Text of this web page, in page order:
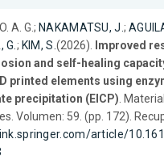
A. G.; NAKAMATSU, J.;
G.; KIM, S.(2026). Improved
and self-healing
printed elements using
precipitation (EICP).
Volumen: 59. (pp. 172).
article/